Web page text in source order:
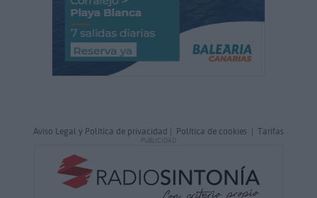
Aviso Legal y Política de privacidad | Política de cookies | Tarifas
PUBLICIDAD